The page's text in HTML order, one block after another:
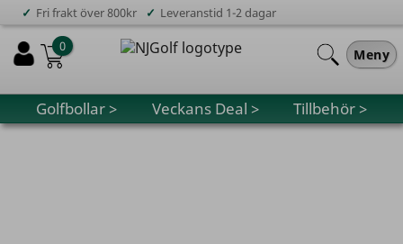
✓ Fri frakt över 800kr ✓ Leveranstid 1-2 dagar
Meny
0
Golfbollar > Veckans Deal > Tillbehör >